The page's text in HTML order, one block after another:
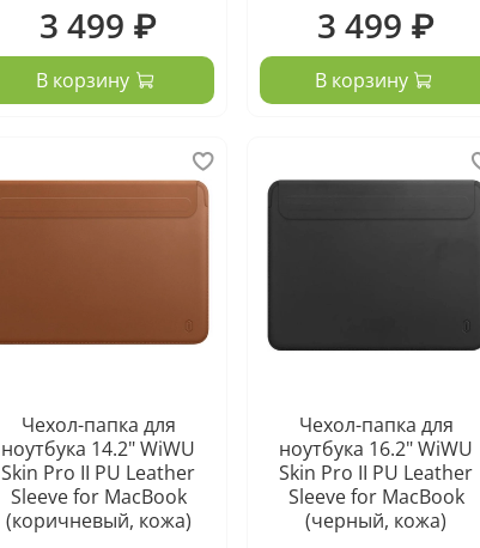
3 499 ₽
В корзину
3 499 ₽
В корзину
Чехол-папка для
ноутбука 14.2" WiWU
Skin Pro II PU Leather
Sleeve for MacBook
(коричневый, кожа)
Чехол-папка для
ноутбука 16.2" WiWU
Skin Pro II PU Leather
Sleeve for MacBook
(черный, кожа)